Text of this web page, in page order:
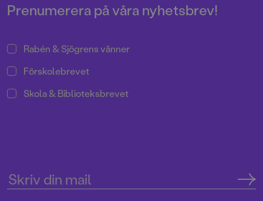
Prenumerera på våra nyhetsbrev!
Rabén & Sjögrens vänner
Förskolebrevet
Skola & Biblioteksbrevet